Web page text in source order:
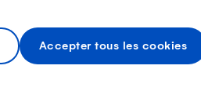
Accepter tous les cookies